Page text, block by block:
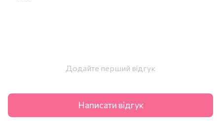
Додайте перший відгук
Написати відгук